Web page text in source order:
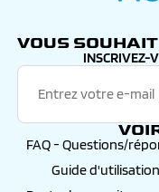
VOUS
INSCRIVEZ-
FAQ - Questions/
Guide d'utilisation